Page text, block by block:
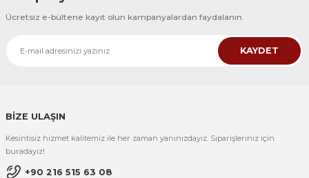
Ücretsiz e-bültene kayıt olun kampanyalardan faydalanın.
KAYDET
BİZE ULAŞIN
Kesintisiz hizmet kalitemiz ile her zaman yanınızdayız. Siparişleriniz için
buradayız!
+90 216 515 63 08